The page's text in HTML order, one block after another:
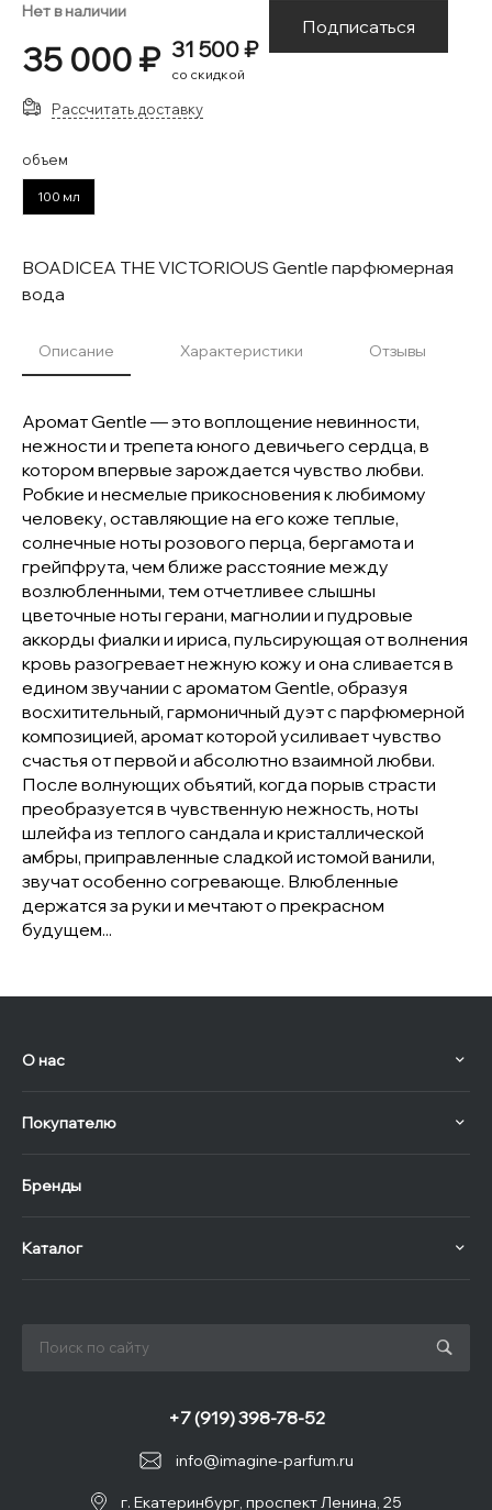
Нет в наличии
35 000 ₽ 31 500 ₽
со скидкой
Подписаться
Рассчитать доставку
объем
100 мл
BOADICEA THE VICTORIOUS Gentle парфюмерная
вода
Описание Характеристики Отзывы
Аромат Gentle — это воплощение невинности,
нежности и трепета юного девичьего сердца, в
котором впервые зарождается чувство любви.
Робкие и несмелые прикосновения к любимому
человеку, оставляющие на его коже теплые,
солнечные ноты розового перца, бергамота и
грейпфрута, чем ближе расстояние между
возлюбленными, тем отчетливее слышны
цветочные ноты герани, магнолии и пудровые
аккорды фиалки и ириса, пульсирующая от волнения
кровь разогревает нежную кожу и она сливается в
едином звучании с ароматом Gentle, образуя
восхитительный, гармоничный дуэт с парфюмерной
композицией, аромат которой усиливает чувство
счастья от первой и абсолютно взаимной любви.
После волнующих объятий, когда порыв страсти
преобразуется в чувственную нежность, ноты
шлейфа из теплого сандала и кристаллической
амбры, приправленные сладкой истомой ванили,
звучат особенно согревающе. Влюбленные
держатся за руки и мечтают о прекрасном
будущем...
О нас
Покупателю
Бренды
Каталог
info@imagine-parfum.ru
+7 (919) 398-78-52
г. Екатеринбург, проспект Ленина, 25